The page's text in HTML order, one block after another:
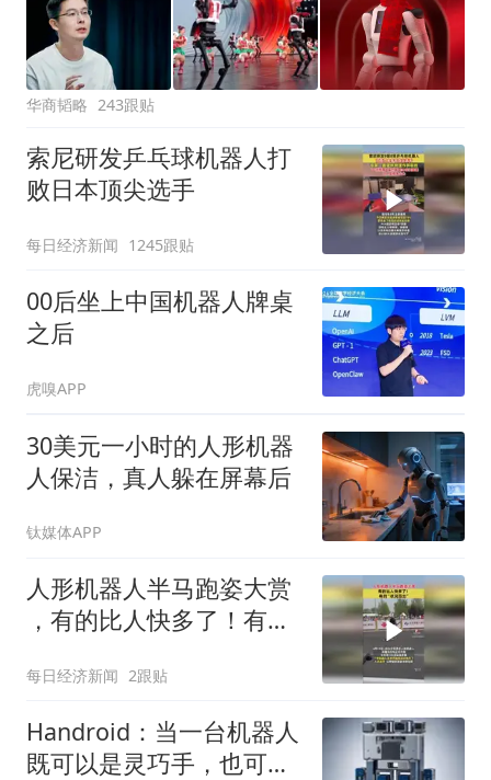
华商韬略 243跟贴
索尼研发乒乓球机器人打
败日本顶尖选手
每日经济新闻 1245跟贴
00后坐上中国机器人牌桌
之后
虎嗅APP
30美元一小时的人形机器
人保洁，真人躲在屏幕后
钛媒体APP
人形机器人半马跑姿大赏
，有的比人快多了！有
每日经济新闻 2跟贴
Handroid：当一台机器人
既可以是灵巧手，也可以